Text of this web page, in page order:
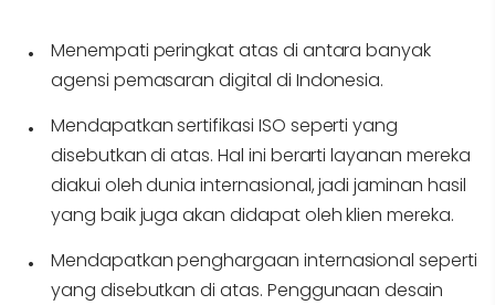
Menempati peringkat atas di antara banyak
agensi pemasaran digital di Indonesia.
Mendapatkan sertifikasi ISO seperti yang
disebutkan di atas. Hal ini berarti layanan mereka
diakui oleh dunia internasional, jadi jaminan hasil
yang baik juga akan didapat oleh klien mereka.
Mendapatkan penghargaan internasional seperti
yang disebutkan di atas. Penggunaan desain